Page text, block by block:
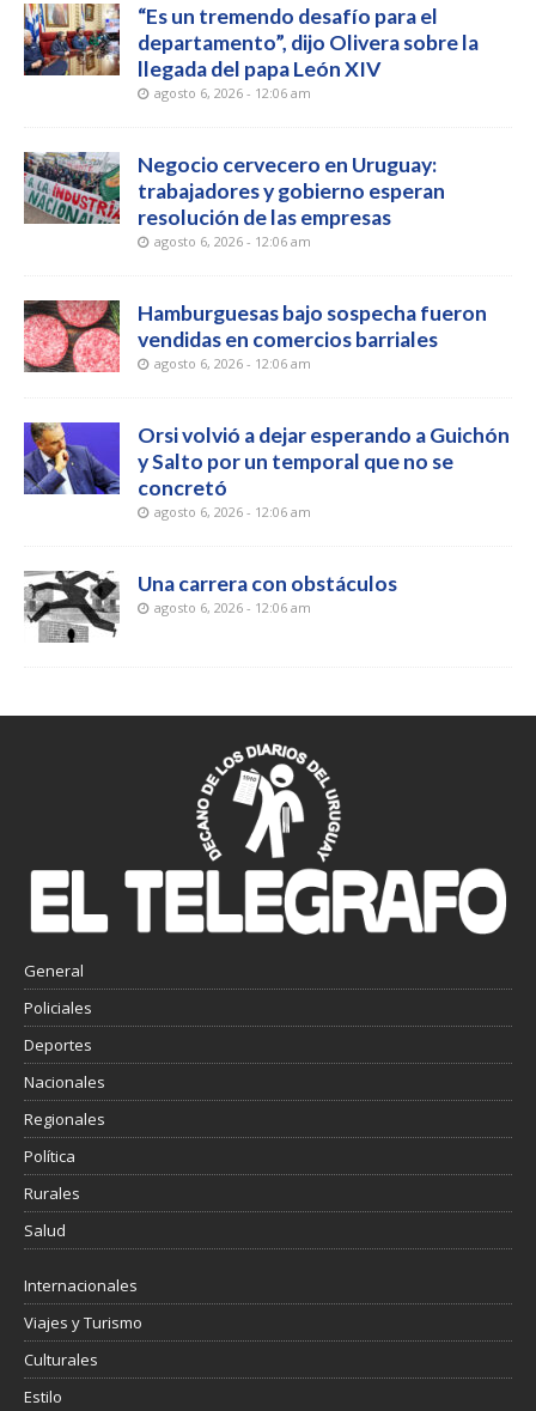
“Es un tremendo desafío para el
departamento”, dijo Olivera sobre la
llegada del papa León XIV
agosto 6, 2026 - 12:06 am
Negocio cervecero en Uruguay:
trabajadores y gobierno esperan
resolución de las empresas
agosto 6, 2026 - 12:06 am
Hamburguesas bajo sospecha fueron
vendidas en comercios barriales
agosto 6, 2026 - 12:06 am
Orsi volvió a dejar esperando a Guichón
y Salto por un temporal que no se
concretó
agosto 6, 2026 - 12:06 am
Una carrera con obstáculos
agosto 6, 2026 - 12:06 am
General
Policiales
Deportes
Nacionales
Regionales
Política
Rurales
Salud
Internacionales
Viajes y Turismo
Culturales
Estilo